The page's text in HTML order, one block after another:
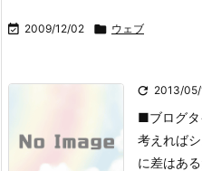
 2009/12/02  ウェブ
 2013/
■ブログタ
考えれば
に差はあ